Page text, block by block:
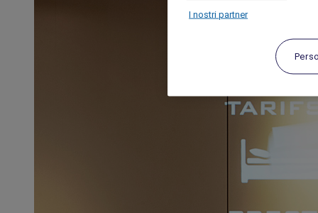
I nostri partner